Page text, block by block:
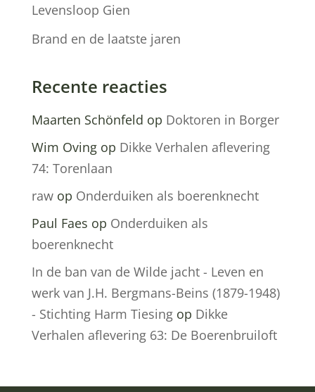
Levensloop Gien
Brand en de laatste jaren
Recente reacties
Maarten Schönfeld op Doktoren in Borger
Wim Ovingop Dikke Verhalen aflevering
74: Torenlaan
rawop Onderduiken als boerenknecht
Paul Faes op Onderduiken als
boerenknecht
In de ban van de Wilde jacht - Leven en
werk van J.H. Bergmans-Beins (1879-1948)
- Stichting Harm Tiesingop Dikke
Verhalen aflevering 63: De Boerenbruiloft